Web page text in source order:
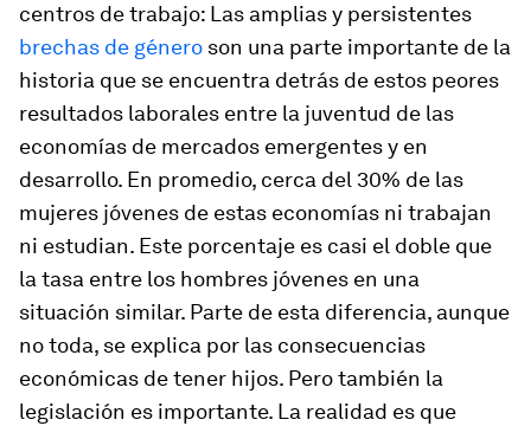
centros de trabajo: Las amplias y persistentes
brechas de género son una parte importante de la
historia que se encuentra detrás de estos peores
resultados laborales entre la juventud de las
economías de mercados emergentes y en
desarrollo. En promedio, cerca del 30% de las
mujeres jóvenes de estas economías ni trabajan
ni estudian. Este porcentaje es casi el doble que
la tasa entre los hombres jóvenes en una
situación similar. Parte de esta diferencia, aunque
no toda, se explica por las consecuencias
económicas de tener hijos. Pero también la
legislación es importante. La realidad es que